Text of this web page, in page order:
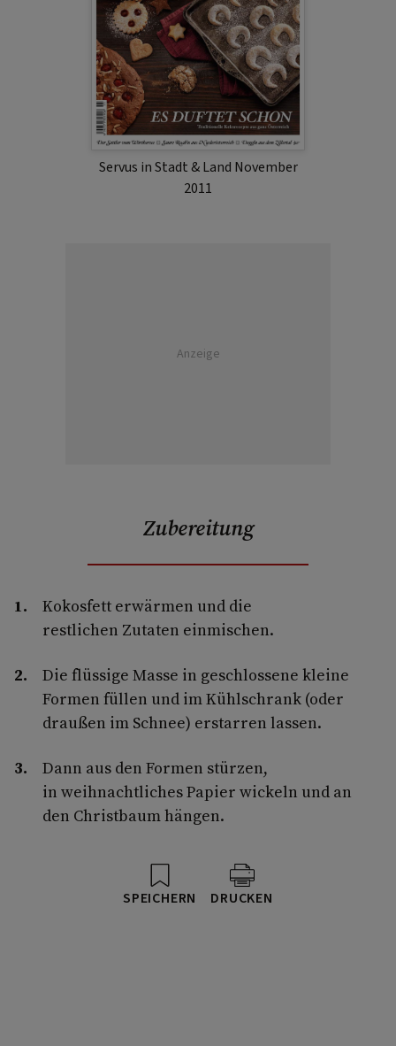
Servus in Stadt & Land November
2011
Anzeige
Zubereitung
Kokosfett erwärmen und die
restlichen Zutaten einmischen.
Die flüssige Masse in geschlossene kleine
Formen füllen und im Kühlschrank (oder
draußen im Schnee) erstarren lassen.
Dann aus den Formen stürzen,
in weihnachtliches Papier wickeln und an
den Christbaum hängen.
SPEICHERN DRUCKEN